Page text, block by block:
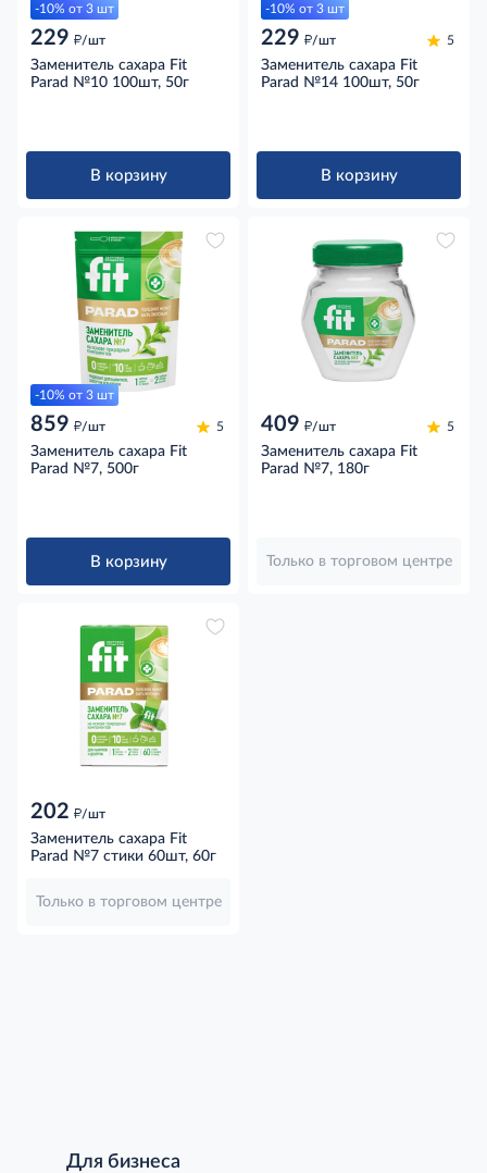
-10% от 3 шт
229 д/шт
Заменитель сахара Fit
Parad №10 100шт, 50г
В корзину
-10% от 3 шт
229 д/шт 5
Заменитель сахара Fit
Parad №14 100шт, 50г
В корзину
-10% от 3 шт
859 д/шт 5
Заменитель сахара Fit
Parad №7, 500г
В корзину
409 д/шт 5
Заменитель сахара Fit
Parad №7, 180г
Только в торговом центре
202 д/шт
Заменитель сахара Fit
Parad №7 стики 60шт, 60г
Только в торговом центре
Для бизнеса